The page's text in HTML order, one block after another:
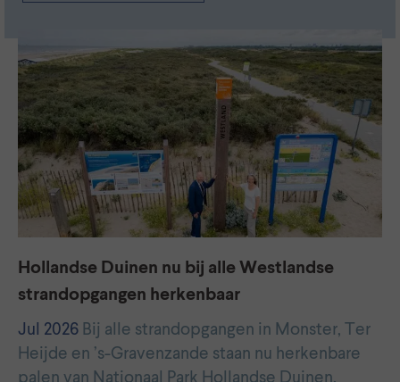
Hollandse Duinen nu bij alle Westlandse
strandopgangen herkenbaar
Jul 2026 Bij alle strandopgangen in Monster, Ter
Heijde en ’s-Gravenzande staan nu herkenbare
palen van Nationaal Park Hollandse Duinen.